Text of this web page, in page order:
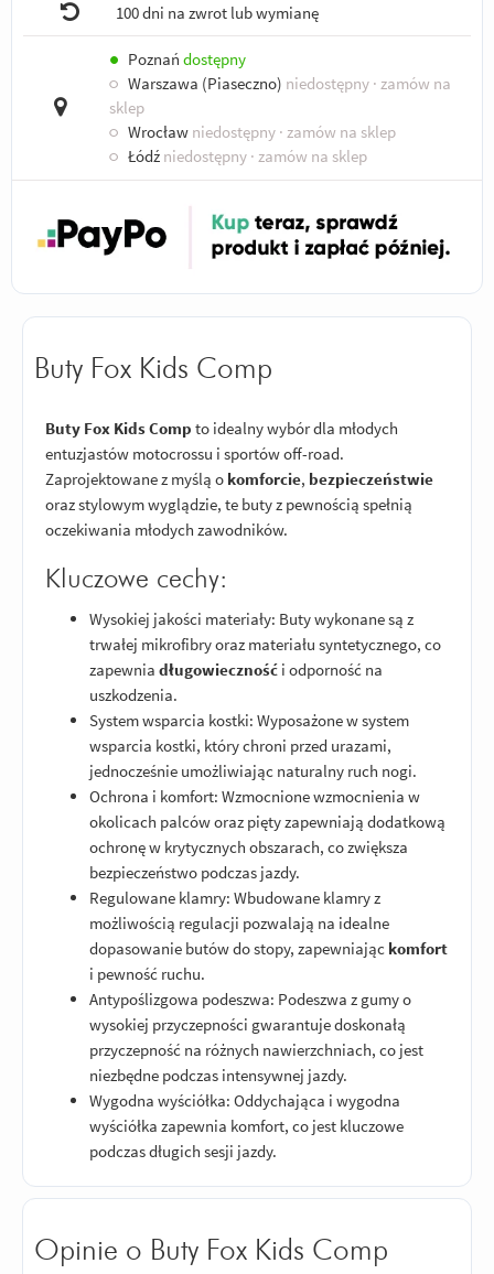
100 dni na zwrot lub wymianę
● Poznań dostępny
○ Warszawa (Piaseczno) niedostępny · zamów na
sklep
○ Wrocław niedostępny · zamów na sklep
○ Łódź niedostępny · zamów na sklep
Buty Fox Kids Comp
Buty Fox Kids Comp to idealny wybór dla młodych
entuzjastów motocrossu i sportów off-road.
Zaprojektowane z myślą o komforcie, bezpieczeństwie
oraz stylowym wyglądzie, te buty z pewnością spełnią
oczekiwania młodych zawodników.
Kluczowe cechy:
Wysokiej jakości materiały: Buty wykonane są z
trwałej mikrofibry oraz materiału syntetycznego, co
zapewnia długowieczność i odporność na
uszkodzenia.
System wsparcia kostki: Wyposażone w system
wsparcia kostki, który chroni przed urazami,
jednocześnie umożliwiając naturalny ruch nogi.
Ochrona i komfort: Wzmocnione wzmocnienia w
okolicach palców oraz pięty zapewniają dodatkową
ochronę w krytycznych obszarach, co zwiększa
bezpieczeństwo podczas jazdy.
Regulowane klamry: Wbudowane klamry z
możliwością regulacji pozwalają na idealne
dopasowanie butów do stopy, zapewniając komfort
i pewność ruchu.
Antypoślizgowa podeszwa: Podeszwa z gumy o
wysokiej przyczepności gwarantuje doskonałą
przyczepność na różnych nawierzchniach, co jest
niezbędne podczas intensywnej jazdy.
Wygodna wyściółka: Oddychająca i wygodna
wyściółka zapewnia komfort, co jest kluczowe
podczas długich sesji jazdy.
Opinie o Buty Fox Kids Comp